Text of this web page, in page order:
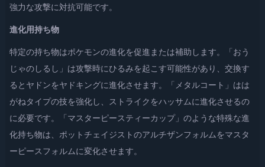
強力な攻撃に対抗可能です。
進化用持ち物
特定の持ち物はポケモンの進化を促進または補助します。「おう
じゃのしるし」は攻撃時にひるみを起こす可能性があり、交換す
るとヤドンをヤドキングに進化させます。「メタルコート」はは
がねタイプの技を強化し、ストライクをハッサムに進化させるの
に必要です。「マスターピースティーカップ」のような特殊な進
化持ち物は、ポットチェイジストのアルチザンフォルムをマスタ
ーピースフォルムに変化させます。